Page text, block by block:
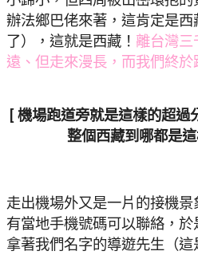
辦法鄉巴佬來著，這肯定是
了），這就是西藏！ 離台灣三
遠、但走來漫長，而我們終於
[ 機場跑道旁就是這樣的超過
整個西藏到哪都是這
走出機場外又是一片的接機
有當地手機號碼可以聯絡，
拿著我們名字的導遊先生（